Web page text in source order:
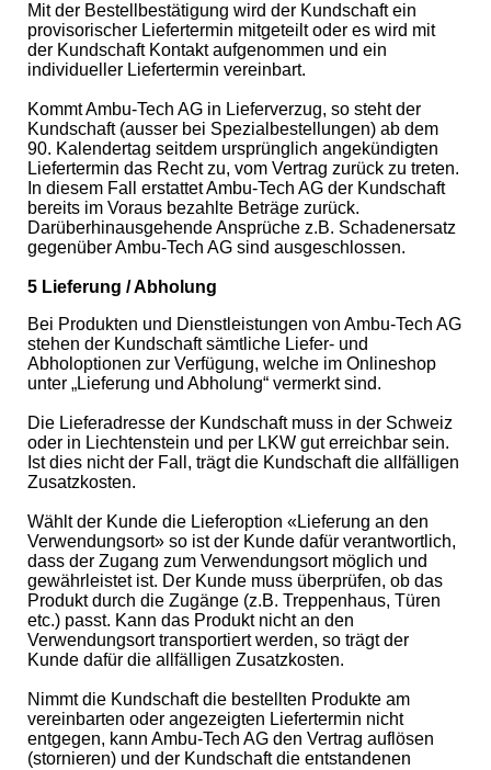
Mit der Bestellbestätigung wird der Kundschaft ein
provisorischer Liefertermin mitgeteilt oder es wird mit
der Kundschaft Kontakt aufgenommen und ein
individueller Liefertermin vereinbart.
Kommt Ambu-Tech AG in Lieferverzug, so steht der
Kundschaft (ausser bei Spezialbestellungen) ab dem
90. Kalendertag seitdem ursprünglich angekündigten
Liefertermin das Recht zu, vom Vertrag zurück zu treten.
In diesem Fall erstattet Ambu-Tech AG der Kundschaft
bereits im Voraus bezahlte Beträge zurück.
Darüberhinausgehende Ansprüche z.B. Schadenersatz
gegenüber Ambu-Tech AG sind ausgeschlossen.
5 Lieferung / Abholung
Bei Produkten und Dienstleistungen von Ambu-Tech AG
stehen der Kundschaft sämtliche Liefer- und
Abholoptionen zur Verfügung, welche im Onlineshop
unter „Lieferung und Abholung“ vermerkt sind.
Die Lieferadresse der Kundschaft muss in der Schweiz
oder in Liechtenstein und per LKW gut erreichbar sein.
Ist dies nicht der Fall, trägt die Kundschaft die allfälligen
Zusatzkosten.
Wählt der Kunde die Lieferoption «Lieferung an den
Verwendungsort» so ist der Kunde dafür verantwortlich,
dass der Zugang zum Verwendungsort möglich und
gewährleistet ist. Der Kunde muss überprüfen, ob das
Produkt durch die Zugänge (z.B. Treppenhaus, Türen
etc.) passt. Kann das Produkt nicht an den
Verwendungsort transportiert werden, so trägt der
Kunde dafür die allfälligen Zusatzkosten.
Nimmt die Kundschaft die bestellten Produkte am
vereinbarten oder angezeigten Liefertermin nicht
entgegen, kann Ambu-Tech AG den Vertrag auflösen
(stornieren) und der Kundschaft die entstandenen